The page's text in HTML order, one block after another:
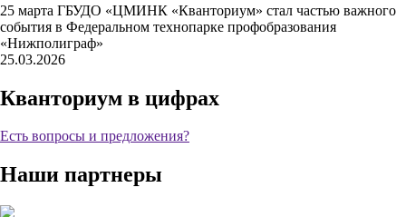
25 марта ГБУДО «ЦМИНК «Кванториум» стал частью важного
события в Федеральном технопарке профобразования
«Нижполиграф»
25.03.2026
Кванториум в цифрах
Есть вопросы и предложения?
Наши партнеры